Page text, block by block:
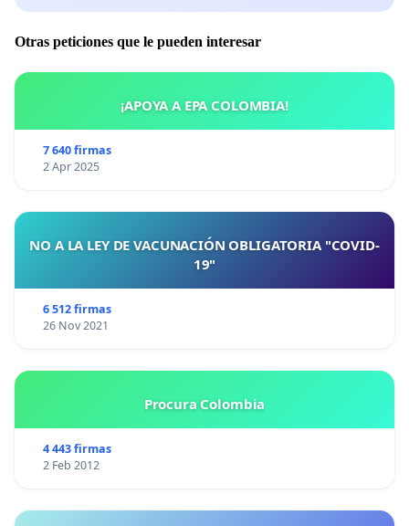
Otras peticiones que le pueden interesar
¡APOYA A EPA COLOMBIA!
7 640 firmas
2 Apr 2025
NO A LA LEY DE VACUNACIÓN OBLIGATORIA "COVID-
19"
6 512 firmas
26 Nov 2021
Procura Colombia
4 443 firmas
2 Feb 2012